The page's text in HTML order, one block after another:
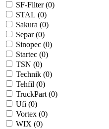
SF-Filter (0)
STAL (0)
Sakura (0)
Separ (0)
Sinopec (0)
Startec (0)
TSN (0)
Technik (0)
Tehfil (0)
TruckPart (0)
Ufi (0)
Vortex (0)
WIX (0)